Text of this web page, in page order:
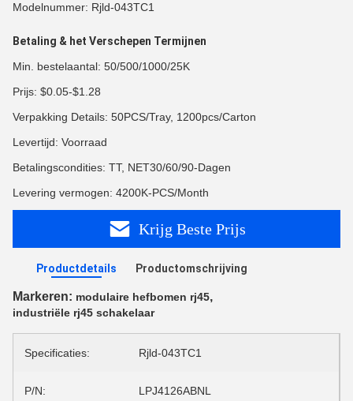
Modelnummer: Rjld-043TC1
Betaling & het Verschepen Termijnen
Min. bestelaantal: 50/500/1000/25K
Prijs: $0.05-$1.28
Verpakking Details: 50PCS/Tray, 1200pcs/Carton
Levertijd: Voorraad
Betalingscondities: TT, NET30/60/90-Dagen
Levering vermogen: 4200K-PCS/Month
Krijg Beste Prijs
Productdetails Productomschrijving
Markeren: modulaire hefbomen rj45,
industriële rj45 schakelaar
Specificaties: Rjld-043TC1
P/N: LPJ4126ABNL